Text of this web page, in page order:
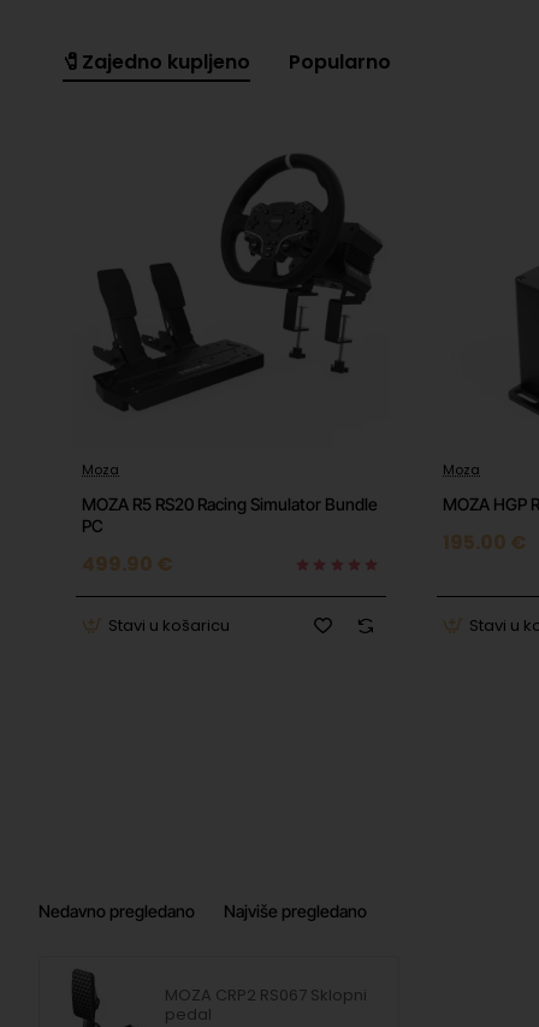
1x MOZA CRP2 Pedala za kvačilo
1x Dodaci
proizvođaču
MOZA Racing | 6/F, 10th
Shenzhen,China |
EU odgovorna
osoba
MOZA Racing | 6/F, 10th
Shenzhen,China |
Slike o sigurnosti
proizvoda
Otvori link
🧷Zajedno kupljeno Popularno
Moza
MOZA R5 RS20 Racing Simulator Bundle
PC
499.90 €
Stavi u košaricu
Moza
MOZA HGP
195.00 €
Stavi u
Nedavno pregledano Najviše pregledano
MOZA CRP2 RS067 Sklopni
pedal